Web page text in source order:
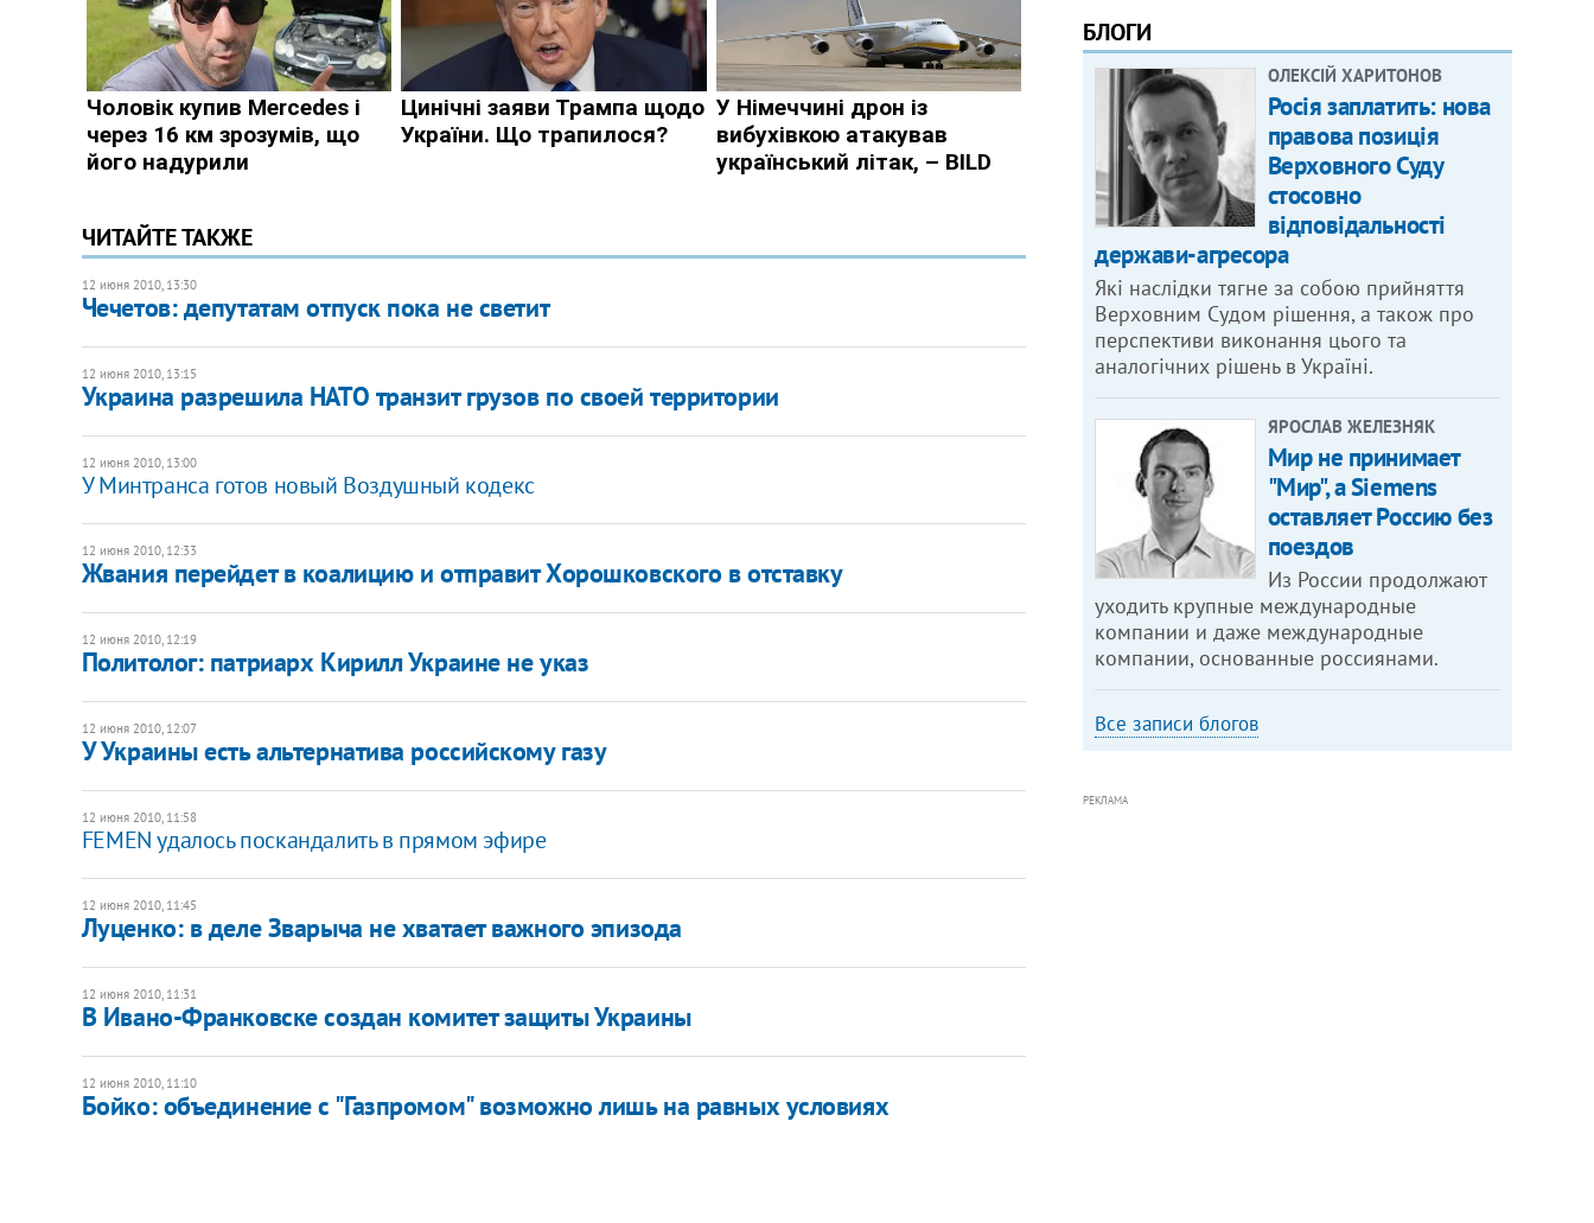
ЧИТАЙТЕ ТАКЖЕ
12 июня 2010, 13:30
Чечетов: депутатам отпуск пока не светит
12 июня 2010, 13:15
Украина разрешила НАТО транзит грузов по своей территории
12 июня 2010, 13:00
У Минтранса готов новый Воздушный кодекс
12 июня 2010, 12:33
Жвания перейдет в коалицию и отправит Хорошковского в отставку
12 июня 2010, 12:19
Политолог: патриарх Кирилл Украине не указ
12 июня 2010, 12:07
У Украины есть альтернатива российскому газу
12 июня 2010, 11:58
FEMEN удалось поскандалить в прямом эфире
12 июня 2010, 11:45
Луценко: в деле Зварыча не хватает важного эпизода
12 июня 2010, 11:31
В Ивано-Франковске создан комитет защиты Украины
12 июня 2010, 11:10
Бойко: объединение с "Газпромом" возможно лишь на равных условиях
БЛОГИ
ОЛЕКСІЙ ХАРИТОНОВ
Росія заплатить: нова
правова позиція
Верховного Суду
стосовно
відповідальності
держави-агресора
Які наслідки тягне за собою прийняття
Верховним Судом рішення, а також про
перспективи виконання цього та
аналогічних рішень в Україні.
ЯРОСЛАВ ЖЕЛЕЗНЯК
Мир не принимает
"Мир", а Siemens
оставляет Россию без
поездов
Из России продолжают
уходить крупные международные
компании и даже международные
компании, основанные россиянами.
Все записи блогов
РЕКЛАМА